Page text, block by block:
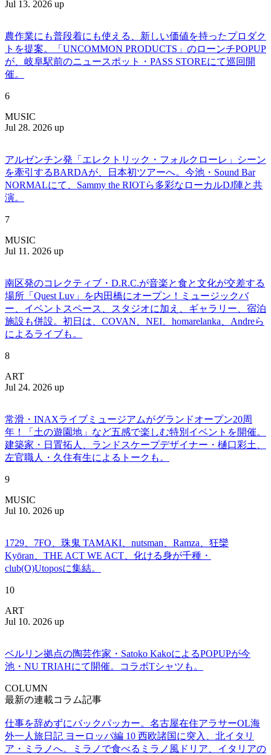
Jul 13. 2026 up
農作業にも普段着にも使える、新しい価値を持ったプロダク
トを提案。「UNCOMMON PRODUCTS」のローンチPOPUP
が、岐阜駅前のニュースポット・PASS STOREにて巡回開
催。
6
MUSIC
Jul 28. 2026 up
アルゼンチン発「エレクトリック・フォルクローレ」シーン
を牽引するBARDAが、日本初ツアーへ。今池・Sound Bar
NORMALにて、Sammy the RIOTら多彩なローカルDJ陣と共
演。
7
MUSIC
Jul 11. 2026 up
南区発のコレクティブ・D.R.C.が⾳楽と⾷と⽂化が交差する
場所「Quest Luv」を内田橋にオープン！ミュージックバ
ー、イベントスペース、スタジオに加え、ギャラリー、宿泊
施設も併設。初日は、COVAN、NEI、homarelanka、Andreら
によるライブも。
8
ART
Jul 24. 2026 up
常滑・INAXライブミュージアムがグランドオープン20周
年！「土の遊園地」など五感で楽しむ特別イベントを開催。
建築家・日置拓人、ランドスケープデザイナー・樋口彩土、
左官職人・久住有生によるトークも。
9
MUSIC
Jul 10. 2026 up
1729、7FO、珠鬼 TAMAKI、nutsman、Ramza、狂欒
Kyōran、THE ACT WE ACT、化ける身が千種・
club(O)Utoposに集結。
10
ART
Jul 10. 2026 up
ベルリン拠点の陶芸作家・Satoko KakoによるPOPUPが今
池・NU TRIAHにて開催。コラボTシャツも。
COLUMN
最新の連載コラム記事
仕事を辞めずにバックパッカー。名古屋在住アラサーOL海
外一人旅日記 ヨーロッパ編 10 西欧諸国に突入、北イタリ
ア・ミラノへ。ミラノで食べるミラノ風ドリア、イタリアの